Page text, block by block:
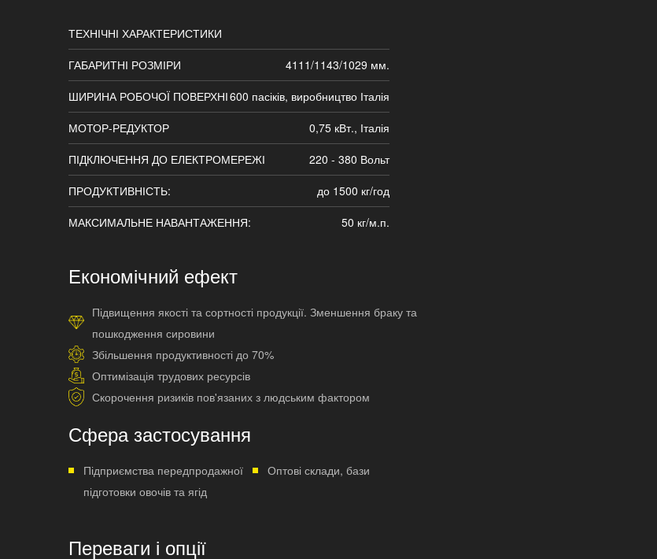
ТЕХНІЧНІ ХАРАКТЕРИСТИКИ
ГАБАРИТНІ РОЗМІРИ
4111/1143/1029 мм.
ШИРИНА РОБОЧОЇ ПОВЕРХНІ600 пасіків, виробництво Італія
МОТОР-РЕДУКТОР
0,75 кВт., Італія
ПІДКЛЮЧЕННЯ ДО ЕЛЕКТРОМЕРЕЖІ
220 - 380 Вольт
ПРОДУКТИВНІСТЬ:
до 1500 кг/год
МАКСИМАЛЬНЕ НАВАНТАЖЕННЯ:
50 кг/м.п.
Економічний ефект
Підвищення якості та сортності продукції. Зменшення браку та
пошкодження сировини
Збільшення продуктивності до 70%
Оптимізація трудових ресурсів
Скорочення ризиків пов'язаних з людським фактором
Сфера застосування
Підприємства передпродажної
підготовки овочів та ягід
Оптові склади, бази
Переваги і опції